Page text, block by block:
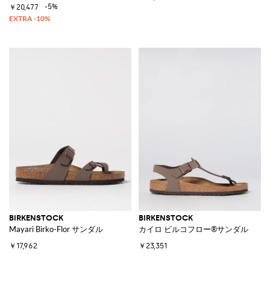
￥20,477
-5%
BIRKENSTOCK
Mayari Birko-Flor サンダル
￥17,962
BIRKENSTOCK
カイロ ビルコフロー®サンダル
￥23,351